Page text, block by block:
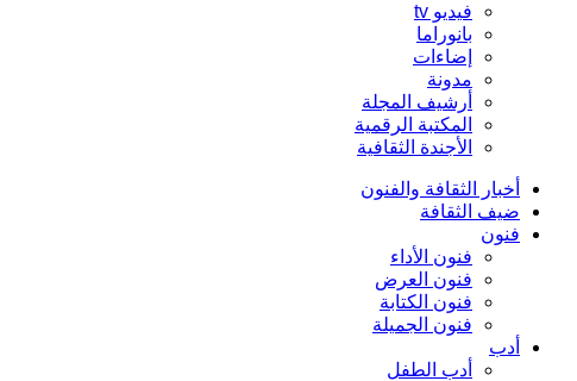
فيديو tv
بانوراما
إضاءات
مدونة
أرشيف المجلة
المكتبة الرقمية
الأجندة الثقافية
أخبار الثقافة والفنون
ضيف الثقافة
فنون
فنون الأداء
فنون العرض
فنون الكتابة
فنون الجميلة
أدب
أدب الطفل